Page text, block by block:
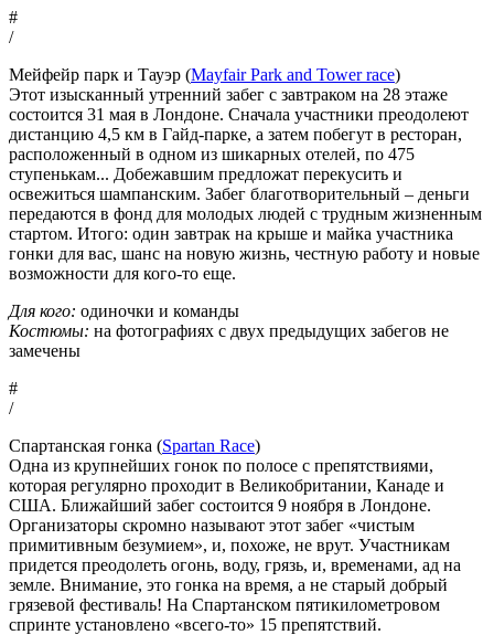
#
/
Мейфейр парк и Тауэр (Mayfair Park and Tower race)
Этот изысканный утренний забег с завтраком на 28 этаже
состоится 31 мая в Лондоне. Сначала участники преодолеют
дистанцию 4,5 км в Гайд-парке, а затем побегут в ресторан,
расположенный в одном из шикарных отелей, по 475
ступенькам... Добежавшим предложат перекусить и
освежиться шампанским. Забег благотворительный – деньги
передаются в фонд для молодых людей с трудным жизненным
стартом. Итого: один завтрак на крыше и майка участника
гонки для вас, шанс на новую жизнь, честную работу и новые
возможности для кого-то еще.
Для кого: одиночки и команды
Костюмы: на фотографиях с двух предыдущих забегов не
замечены
#
/
Спартанская гонка (Spartan Race)
Одна из крупнейших гонок по полосе с препятствиями,
которая регулярно проходит в Великобритании, Канаде и
США. Ближайший забег состоится 9 ноября в Лондоне.
Организаторы скромно называют этот забег «чистым
примитивным безумием», и, похоже, не врут. Участникам
придется преодолеть огонь, воду, грязь, и, временами, ад на
земле. Внимание, это гонка на время, а не старый добрый
грязевой фестиваль! На Спартанском пятикилометровом
спринте установлено «всего-то» 15 препятствий.